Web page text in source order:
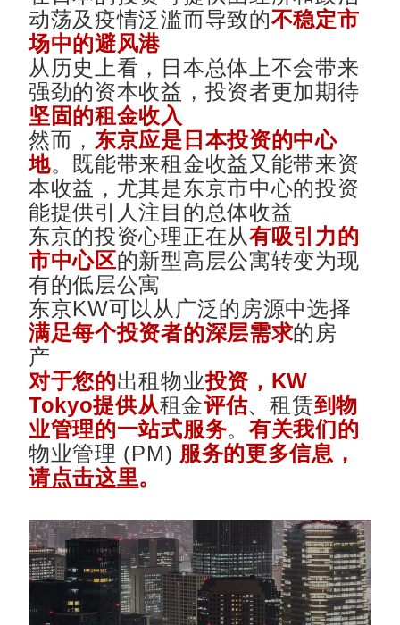
动荡及疫情泛滥而导致的不稳定市
场中的避风港
从历史上看，日本总体上不会带来
强劲的资本收益，投资者更加期待
坚固的租金收入
然而， 东京应是日本投资的中心
地。既能带来租金收益又能带来资
本收益，尤其是东京市中心的投资
能提供引人注目的总体收益
东京的投资心理正在从有吸引力的
市中心区的新型高层公寓转变为现
有的低层公寓
东京KW可以从广泛的房源中选择
满足每个投资者的深层需求的房
产
对于您的出租物业投资 ，KW
Tokyo提供从租金评估、租赁到物
业管理的一站式服务。 有关我们的
物业管理 (PM) 服务的更多信息，
请点击这里。